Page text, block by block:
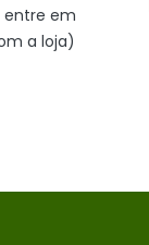
entre em
a loja)